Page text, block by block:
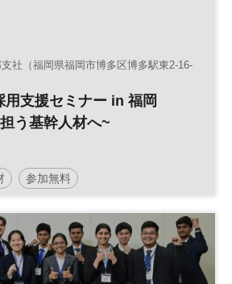
社（福岡県福岡市博多区博多駅東2-16-
用支援セミナー in 福岡
う基幹人材へ~
参加無料